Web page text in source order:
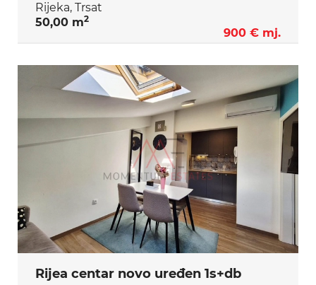
Rijeka, Trsat
50,00 m2
900 € mj.
Rijea centar novo uređen 1s+db